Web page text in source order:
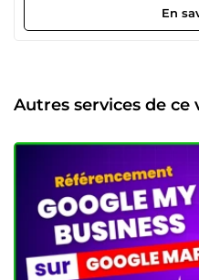
vrai partenariat pour
ambitions. Déléguez-nous
En
Autres services de ce